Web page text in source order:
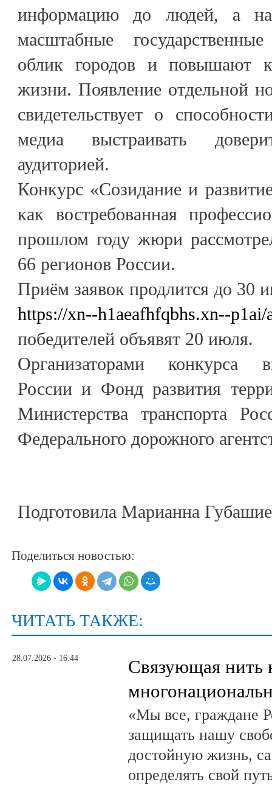
информацию до людей, а
масштабные
облик городов и повышают
жизни. Появление отдельной
свидетельствует о
медиа выстраивать
аудиторией.
Конкурс «Созидание и
как востребованная
прошлом году жюри
66 регионов России.
Приём заявок продлится до 30
https://xn--h1aeafhfqbhs.xn--p1ai/
победителей объявят 20 июля.
Организаторами конкурса
России и Фонд развития
Министерства транспорта
Федерального дорожного
Подготовила Марианна
Поделиться новостью:
ЧИТАТЬ ТАКЖЕ:
28.07.2026 - 16:44
Связующая нить
«Мы все, граждане
защищать нашу
достойную жизнь,
определять свой